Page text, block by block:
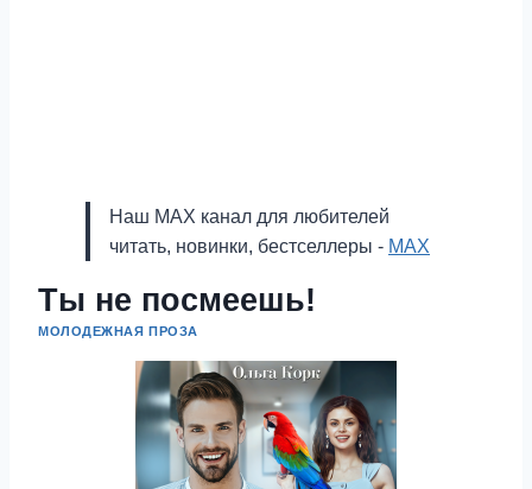
Наш MAX канал для любителей
читать, новинки, бестселлеры - MAX
Ты не посмеешь!
МОЛОДЕЖНАЯ ПРОЗА